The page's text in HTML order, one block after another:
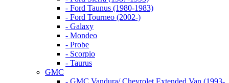
- Ford Taunus (1980-1983)
- Ford Tourneo (2002-)
- Galaxy
- Mondeo
- Probe
- Scorpio
- Taurus
GMC
- GMC Vandura/ Chevrolet Extended Van (1993-